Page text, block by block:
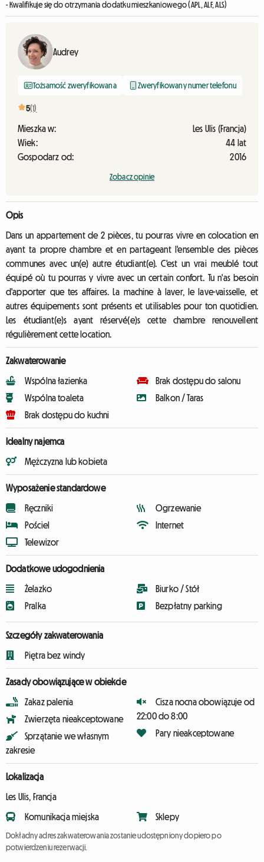
- Kwalifikuje się do otrzymania dodatku mieszkaniowego (APL, ALF, ALS)
Audrey
Tożsamość zweryfikowana Zweryfikowany numer telefonu
5(1)
Mieszka w:
Les Ulis (Francja)
Wiek:
44 lat
Gospodarz od:
2016
Zobacz opinie
Opis
Dans un appartement de 2 pièces, tu pourras vivre en colocation en
ayant ta propre chambre et en partageant l'ensemble des pièces
communes avec un(e) autre étudiant(e). C'est un vrai meublé tout
équipé où tu pourras y vivre avec un certain confort. Tu n'as besoin
d'apporter que tes affaires. La machine à laver, le lave-vaisselle, et
autres équipements sont présents et utilisables pour ton quotidien.
Les étudiant(e)s ayant réservé(e)s cette chambre renouvellent
régulièrement cette location.
Zakwaterowanie
Wspólna łazienka
Wspólna toaleta
Brak dostępu do kuchni
Brak dostępu do salonu
Balkon / Taras
Idealny najemca
Mężczyzna lub kobieta
Wyposażenie standardowe
Ręczniki
Pościel
Telewizor
Ogrzewanie
Internet
Dodatkowe udogodnienia
Żelazko
Pralka
Biurko / Stół
Bezpłatny parking
Szczegóły zakwaterowania
Piętra bez windy
Zasady obowiązujące w obiekcie
Zakaz palenia
Zwierzęta nieakceptowane
Sprzątanie we własnym
zakresie
Cisza nocna obowiązuje od
22:00 do 8:00
Pary nieakceptowane
Lokalizacja
Les Ulis, Francja
Komunikacja miejska Sklepy
Dokładny adres zakwaterowania zostanie udostępniony dopiero po
potwierdzeniu rezerwacji.